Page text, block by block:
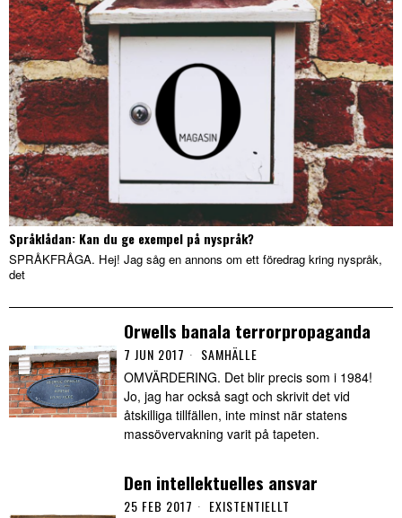
Språklådan: Kan du ge exempel på nyspråk?
SPRÅKFRÅGA. Hej! Jag såg en annons om ett föredrag kring nyspråk,
det
Orwells banala terrorpropaganda
7 JUN 2017 SAMHÄLLE
OMVÄRDERING. Det blir precis som i 1984!
Jo, jag har också sagt och skrivit det vid
åtskilliga tillfällen, inte minst när statens
massövervakning varit på tapeten.
Den intellektuelles ansvar
25 FEB 2017 EXISTENTIELLT